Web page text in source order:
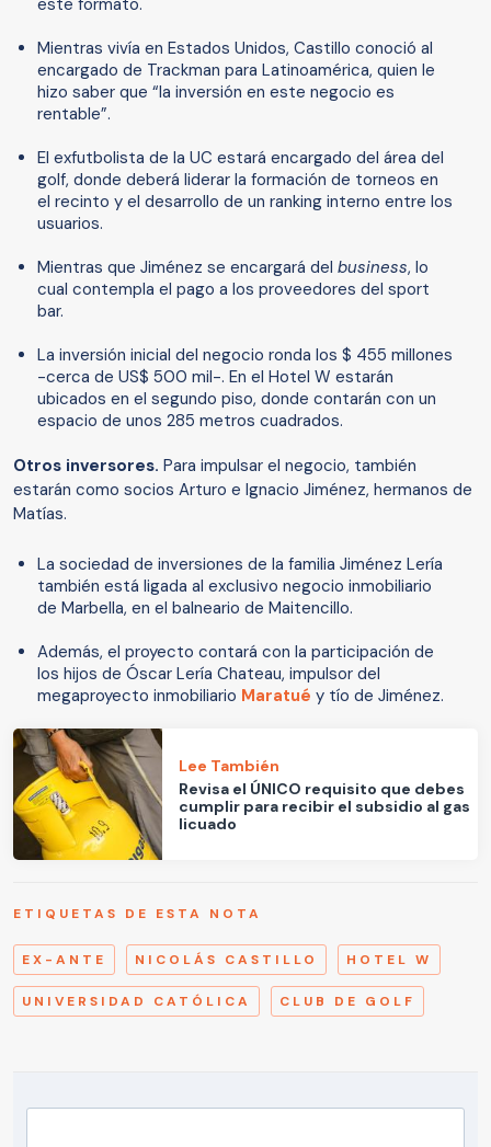
este formato.
Mientras vivía en Estados Unidos, Castillo conoció al
encargado de Trackman para Latinoamérica, quien le
hizo saber que “la inversión en este negocio es
rentable”.
El exfutbolista de la UC estará encargado del área del
golf, donde deberá liderar la formación de torneos en
el recinto y el desarrollo de un ranking interno entre los
usuarios.
Mientras que Jiménez se encargará del business, lo
cual contempla el pago a los proveedores del sport
bar.
La inversión inicial del negocio ronda los $ 455 millones
-cerca de US$ 500 mil-. En el Hotel W estarán
ubicados en el segundo piso, donde contarán con un
espacio de unos 285 metros cuadrados.
Otros inversores. Para impulsar el negocio, también
estarán como socios Arturo e Ignacio Jiménez, hermanos de
Matías.
La sociedad de inversiones de la familia Jiménez Lería
también está ligada al exclusivo negocio inmobiliario
de Marbella, en el balneario de Maitencillo.
Además, el proyecto contará con la participación de
los hijos de Óscar Lería Chateau, impulsor del
megaproyecto inmobiliario Maratué y tío de Jiménez.
Lee También
Revisa el ÚNICO requisito que debes
cumplir para recibir el subsidio al gas
licuado
ETIQUETAS DE ESTA NOTA
EX-ANTE NICOLÁS CASTILLO HOTEL W
UNIVERSIDAD CATÓLICA CLUB DE GOLF